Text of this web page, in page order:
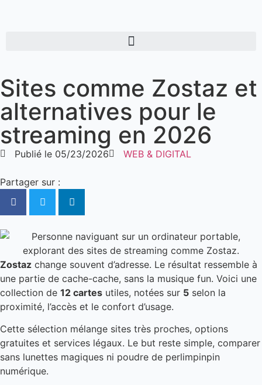
Sites comme Zostaz et
alternatives pour le
streaming en 2026
Publié le 05/23/2026 WEB & DIGITAL
Partager sur :
Zostaz change souvent d’adresse. Le résultat ressemble à
une partie de cache-cache, sans la musique fun. Voici une
collection de 12 cartes utiles, notées sur 5 selon la
proximité, l’accès et le confort d’usage.
Cette sélection mélange sites très proches, options
gratuites et services légaux. Le but reste simple, comparer
sans lunettes magiques ni poudre de perlimpinpin
numérique.